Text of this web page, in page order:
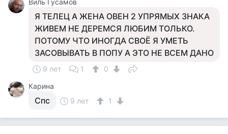
Виль Гусамов
Я ТЕЛЕЦ А ЖЕНА ОВЕН 2 УПРЯМЫХ ЗНАКА
ЖИВЕМ НЕ ДЕРЕМСЯ ЛЮБИМ ТОЛЬКО.
ПОТОМУ ЧТО ИНОГДА СВОЁ Я УМЕТЬ
ЗАСОВЫВАТЬ В ПОПУ А ЭТО НЕ ВСЕМ ДАНО
9 лет 1
0
Карина
Спс 9 лет 1